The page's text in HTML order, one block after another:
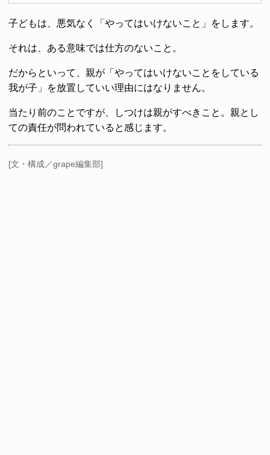
子どもは、悪気なく「やってはいけないこと」をします。
それは、ある意味では仕方のないこと。
だからといって、親が「やってはいけないことをしている
我が子」を放置していい理由にはなりません。
当たり前のことですが、しつけは親がすべきこと。親とし
ての責任が問われていると感じます。
[文・構成／grape編集部]